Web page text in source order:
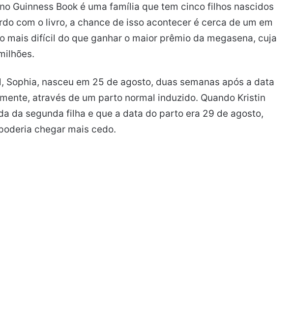
Guinness Book é uma família que tem cinco filhos nascidos
com o livro, a chance de isso acontecer é cerca de um em
mais difícil do que ganhar o maior prêmio da megasena, cuja
Sophia, nasceu em 25 de agosto, duas semanas após a data
através de um parto normal induzido. Quando Kristin
da segunda filha e que a data do parto era 29 de agosto,
chegar mais cedo.